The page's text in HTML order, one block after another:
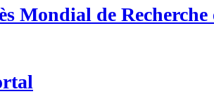
Mondial de Recherche